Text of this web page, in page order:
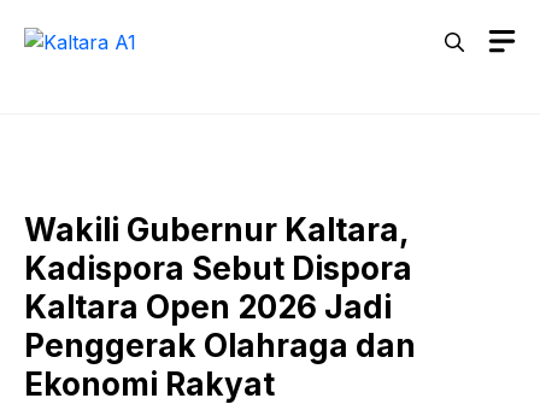
Wakili Gubernur Kaltara,
Kadispora Sebut Dispora
Kaltara Open 2026 Jadi
Penggerak Olahraga dan
Ekonomi Rakyat